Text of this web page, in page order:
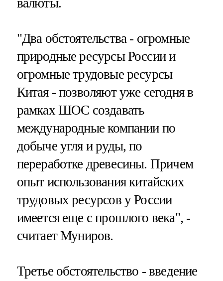
"Два обстоятельства - огромные
природные ресурсы России и
огромные трудовые ресурсы
Китая - позволяют уже сегодня в
рамках ШОС создавать
международные компании по
добыче угля и руды, по
переработке древесины. Причем
опыт использования китайских
трудовых ресурсов у России
имеется еще с прошлого века", -
считает Муниров.
Третье обстоятельство - введение